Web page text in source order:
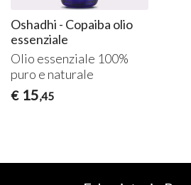
Oshadhi - Copaiba olio
essenziale
Olio essenziale 100%
puro e naturale
€ 15,45